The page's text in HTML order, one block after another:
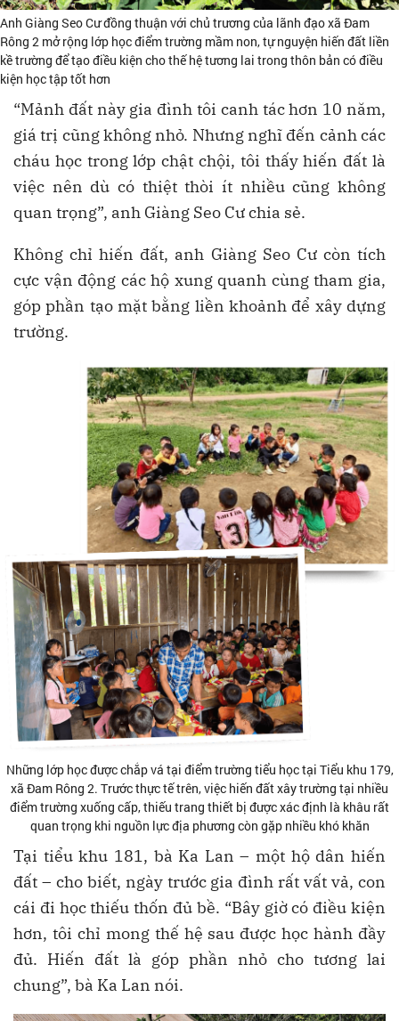
Anh Giàng Seo Cư đồng thuận với chủ trương của lãnh đạo xã Đam
Rông 2 mở rộng lớp học điểm trường mầm non, tự nguyện hiến đất liền
kề trường để tạo điều kiện cho thế hệ tương lai trong thôn bản có điều
kiện học tập tốt hơn
“Mảnh đất này gia đình tôi canh tác hơn 10 năm,
giá trị cũng không nhỏ. Nhưng nghĩ đến cảnh các
cháu học trong lớp chật chội, tôi thấy hiến đất là
việc nên dù có thiệt thòi ít nhiều cũng không
quan trọng”, anh Giàng Seo Cư chia sẻ.
Không chỉ hiến đất, anh Giàng Seo Cư còn tích
cực vận động các hộ xung quanh cùng tham gia,
góp phần tạo mặt bằng liền khoảnh để xây dựng
trường.
Những lớp học được chắp vá tại điểm trường tiểu học tại Tiểu khu 179,
xã Đam Rông 2. Trước thực tế trên, việc hiến đất xây trường tại nhiều
điểm trường xuống cấp, thiếu trang thiết bị được xác định là khâu rất
quan trọng khi nguồn lực địa phương còn gặp nhiều khó khăn
Tại tiểu khu 181, bà Ka Lan – một hộ dân hiến
đất – cho biết, ngày trước gia đình rất vất vả, con
cái đi học thiếu thốn đủ bề. “Bây giờ có điều kiện
hơn, tôi chỉ mong thế hệ sau được học hành đầy
đủ. Hiến đất là góp phần nhỏ cho tương lai
chung”, bà Ka Lan nói.